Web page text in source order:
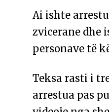
Ai ishte
zvicerane dhe
personave të
Teksa rasti i
arrestua pas